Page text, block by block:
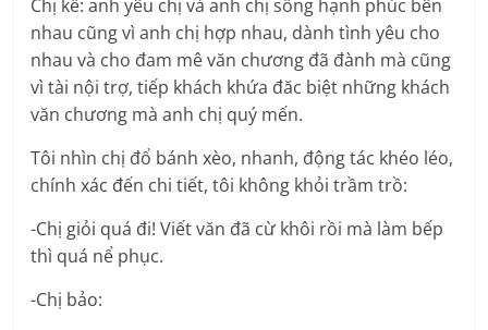
Chị kể: anh yêu chị và anh chị sống hạnh phúc bên
nhau cũng vì anh chị hợp nhau, dành tình yêu cho
nhau và cho đam mê văn chương đã đành mà cũng
vì tài nội trợ, tiếp khách khứa đăc biệt những khách
văn chương mà anh chị quý mến.
Tôi nhìn chị đổ bánh xèo, nhanh, động tác khéo léo,
chính xác đến chi tiết, tôi không khỏi trầm trồ:
-Chị giỏi quá đi! Viết văn đã cừ khôi rồi mà làm bếp
thì quá nể phục.
-Chị bảo: